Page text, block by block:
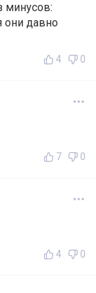
минусов:
давно
4 0
7 0
4 0